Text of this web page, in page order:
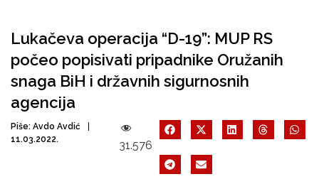
Lukačeva operacija “D-19”: MUP RS
počeo popisivati pripadnike Oružanih
snaga BiH i državnih sigurnosnih
agencija
Piše: Avdo Avdić
11.03.2022.
31.576